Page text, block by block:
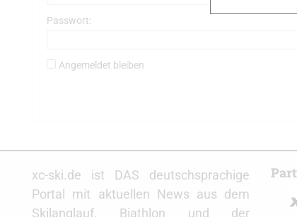
Passwort:
Angemeldet bleiben
xc-ski.de ist DAS deutschsprachige
Portal mit aktuellen News aus dem
Skilanglauf, Biathlon und der